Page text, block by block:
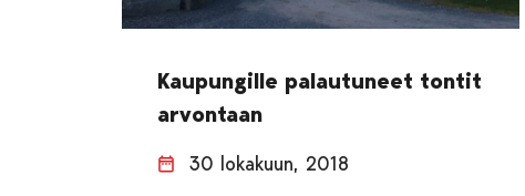
Kaupungille palautuneet tontit
arvontaan
30 lokakuun, 2018